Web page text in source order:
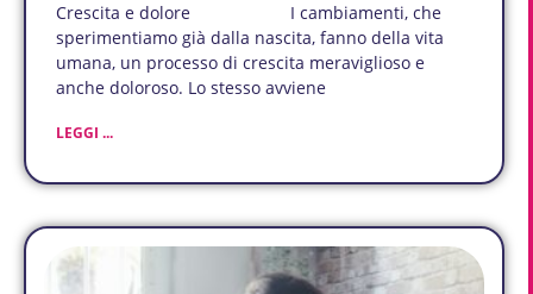
Crescita e dolore I cambiamenti, che
sperimentiamo già dalla nascita, fanno della vita
umana, un processo di crescita meraviglioso e
anche doloroso. Lo stesso avviene
LEGGI ...